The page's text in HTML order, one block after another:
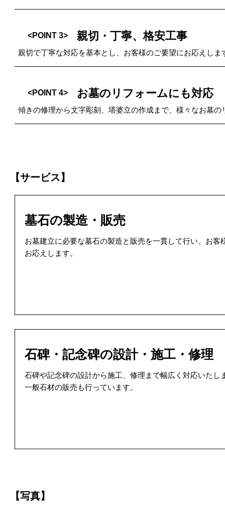
<POINT 3> 親切・丁寧、格安工事
親切で丁寧な対応を基本とし、お客様のご要望にお応えしま
<POINT 4> お墓のリフォームにも対応
傾きの修理から文字彫刻、塔婆立の作成まで、様々なお墓の
【サービス】
墓石の製造・販売
お墓建立に必要な墓石の製造と販売を一貫して行い、お客
お応えします。
石碑・記念碑の設計・施工・修理
石碑や記念碑の設計から施工、修理まで幅広く対応いたし
一般石材の販売も行っています。
【写真】